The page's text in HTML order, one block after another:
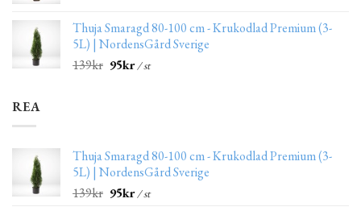
Thuja Smaragd 80-100 cm - Krukodlad Premium (3-
5L) | NordensGård Sverige
139kr 95kr/ st
REA
Thuja Smaragd 80-100 cm - Krukodlad Premium (3-
5L) | NordensGård Sverige
139kr 95kr/ st